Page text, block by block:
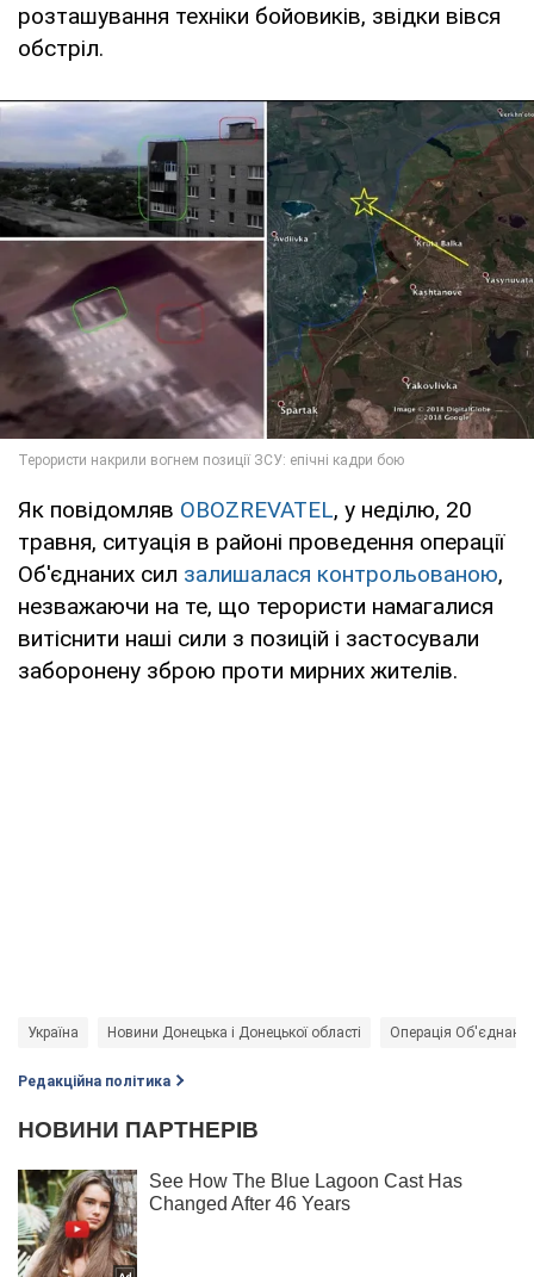
розташування техніки бойовиків, звідки вівся
обстріл.
Як повідомляв OBOZREVATEL, у неділю, 20
травня, ситуація в районі проведення операції
Об'єднаних сил залишалася контрольованою,
незважаючи на те, що терористи намагалися
витіснити наші сили з позицій і застосували
заборонену зброю проти мирних жителів.
Україна Новини Донецька і Донецької області Операція
Редакційна політика